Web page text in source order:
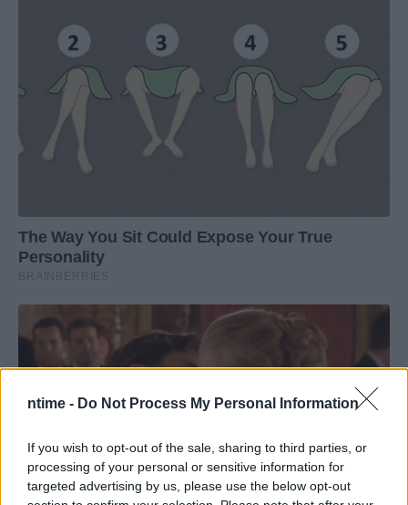
ntime - Do Not Process My Personal Information
If you wish to opt-out of the sale, sharing to third parties, or
processing of your personal or sensitive information for
targeted advertising by us, please use the below opt-out